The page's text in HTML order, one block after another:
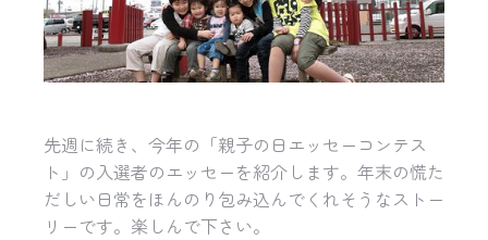
先週に続き、今年の「親子の日エッセーコンテス
ト」 の入選者のエッセーを紹介します。 年末の慌た
だしい日常をほんのり包み込んでくれそうなストー
リーです。楽しんで下さい。